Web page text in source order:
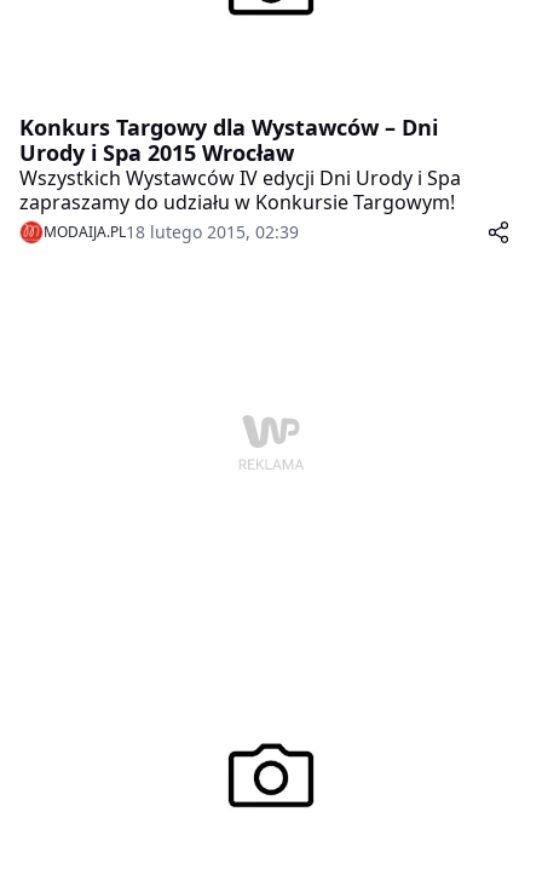
Konkurs Targowy dla Wystawców – Dni
Urody i Spa 2015 Wrocław
Wszystkich Wystawców IV edycji Dni Urody i Spa
zapraszamy do udziału w Konkursie Targowym!
MODAIJA.PL18 lutego 2015, 02:39